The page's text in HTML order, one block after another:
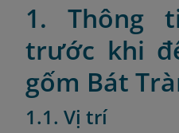
1. Thông
trước khi
gốm Bát
1.1. Vị trí